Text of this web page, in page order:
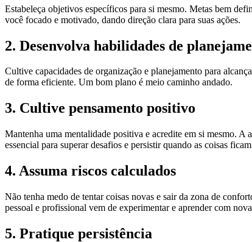
Estabeleça objetivos específicos para si mesmo. Metas bem
você focado e motivado, dando direção clara para suas ações.
2. Desenvolva habilidades de
Cultive capacidades de organização e planejamento para
de forma eficiente. Um bom plano é meio caminho andado.
3. Cultive pensamento positivo
Mantenha uma mentalidade positiva e acredite em si mesmo. A
essencial para superar desafios e persistir quando as coisas
4. Assuma riscos calculados
Não tenha medo de tentar coisas novas e sair da zona de
pessoal e profissional vem de experimentar e aprender com
5. Pratique persistência